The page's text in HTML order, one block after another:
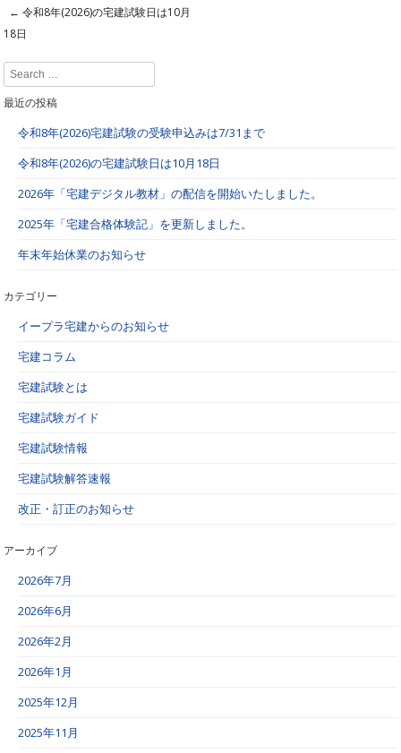
Post navigation
← 令和8年(2026)の宅建試験日は10月
18日
Search
最近の投稿
令和8年(2026)宅建試験の受験申込みは7/31まで
令和8年(2026)の宅建試験日は10月18日
2026年「宅建デジタル教材」の配信を開始いたしました。
2025年「宅建合格体験記」を更新しました。
年末年始休業のお知らせ
カテゴリー
イープラ宅建からのお知らせ
宅建コラム
宅建試験とは
宅建試験ガイド
宅建試験情報
宅建試験解答速報
改正・訂正のお知らせ
アーカイブ
2026年7月
2026年6月
2026年2月
2026年1月
2025年12月
2025年11月